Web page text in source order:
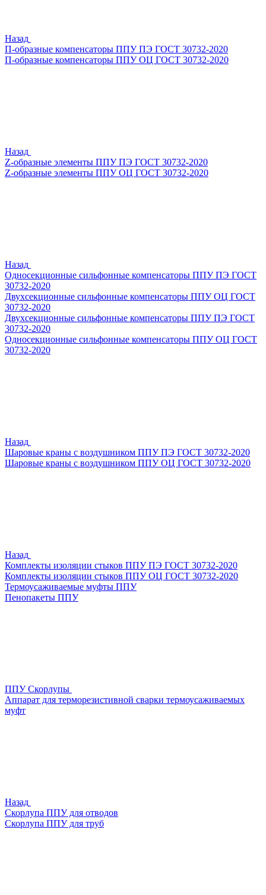
Назад
П-образные компенсаторы ППУ ПЭ ГОСТ 30732-2020
П-образные компенсаторы ППУ ОЦ ГОСТ 30732-2020
Назад
Z-образные элементы ППУ ПЭ ГОСТ 30732-2020
Z-образные элементы ППУ ОЦ ГОСТ 30732-2020
Назад
Односекционные сильфонные компенсаторы ППУ ПЭ ГОСТ
30732-2020
Двухсекционные сильфонные компенсаторы ППУ ОЦ ГОСТ
30732-2020
Двухсекционные сильфонные компенсаторы ППУ ПЭ ГОСТ
30732-2020
Односекционные сильфонные компенсаторы ППУ ОЦ ГОСТ
30732-2020
Назад
Шаровые краны с воздушником ППУ ПЭ ГОСТ 30732-2020
Шаровые краны с воздушником ППУ ОЦ ГОСТ 30732-2020
Назад
Комплекты изоляции стыков ППУ ПЭ ГОСТ 30732-2020
Комплекты изоляции стыков ППУ ОЦ ГОСТ 30732-2020
Термоусаживаемые муфты ППУ
Пенопакеты ППУ
ППУ Скорлупы
Аппарат для терморезистивной сварки термоусаживаемых
муфт
Назад
Скорлупа ППУ для отводов
Скорлупа ППУ для труб